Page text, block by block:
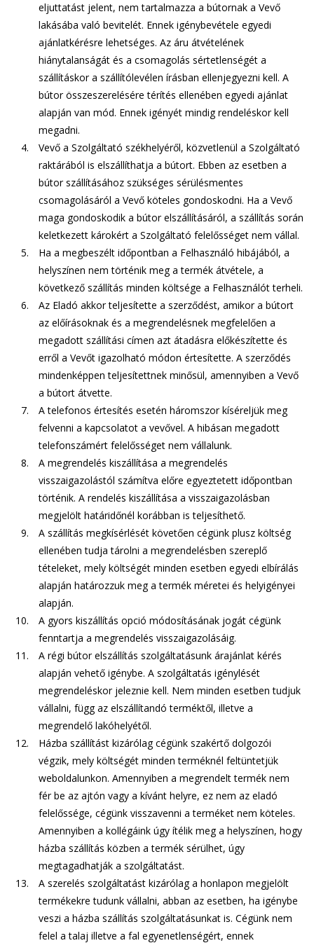
eljuttatást jelent, nem tartalmazza a bútornak a Vevő
lakásába való bevitelét. Ennek igénybevétele egyedi
ajánlatkérésre lehetséges. Az áru átvételének
hiánytalanságát és a csomagolás sértetlenségét a
szállításkor a szállítólevélen írásban ellenjegyezni kell. A
bútor összeszerelésére térítés ellenében egyedi ajánlat
alapján van mód. Ennek igényét mindig rendeléskor kell
megadni.
Vevő a Szolgáltató székhelyéről, közvetlenül a Szolgáltató
raktárából is elszállíthatja a bútort. Ebben az esetben a
bútor szállításához szükséges sérülésmentes
csomagolásáról a Vevő köteles gondoskodni. Ha a Vevő
maga gondoskodik a bútor elszállításáról, a szállítás során
keletkezett károkért a Szolgáltató felelősséget nem vállal.
Ha a megbeszélt időpontban a Felhasználó hibájából, a
helyszínen nem történik meg a termék átvétele, a
következő szállítás minden költsége a Felhasználót terheli.
Az Eladó akkor teljesítette a szerződést, amikor a bútort
az előírásoknak és a megrendelésnek megfelelően a
megadott szállítási címen azt átadásra előkészítette és
erről a Vevőt igazolható módon értesítette. A szerződés
mindenképpen teljesítettnek minősül, amennyiben a Vevő
a bútort átvette.
A telefonos értesítés esetén háromszor kíséreljük meg
felvenni a kapcsolatot a vevővel. A hibásan megadott
telefonszámért felelősséget nem vállalunk.
A megrendelés kiszállítása a megrendelés
visszaigazolástól számítva előre egyeztetett időpontban
történik. A rendelés kiszállítása a visszaigazolásban
megjelölt határidőnél korábban is teljesíthető.
A szállítás megkísérlését követően cégünk plusz költség
ellenében tudja tárolni a megrendelésben szereplő
tételeket, mely költségét minden esetben egyedi elbírálás
alapján határozzuk meg a termék méretei és helyigényei
alapján.
A gyors kiszállítás opció módosításának jogát cégünk
fenntartja a megrendelés visszaigazolásáig.
A régi bútor elszállítás szolgáltatásunk árajánlat kérés
alapján vehető igénybe. A szolgáltatás igénylését
megrendeléskor jeleznie kell. Nem minden esetben tudjuk
vállalni, függ az elszállítandó terméktől, illetve a
megrendelő lakóhelyétől.
Házba szállítást kizárólag cégünk szakértő dolgozói
végzik, mely költségét minden terméknél feltüntetjük
weboldalunkon. Amennyiben a megrendelt termék nem
fér be az ajtón vagy a kívánt helyre, ez nem az eladó
felelőssége, cégünk visszavenni a terméket nem köteles.
Amennyiben a kollégáink úgy ítélik meg a helyszínen, hogy
házba szállítás közben a termék sérülhet, úgy
megtagadhatják a szolgáltatást.
A szerelés szolgáltatást kizárólag a honlapon megjelölt
termékekre tudunk vállalni, abban az esetben, ha igénybe
veszi a házba szállítás szolgáltatásunkat is. Cégünk nem
felel a talaj illetve a fal egyenetlenségért, ennek